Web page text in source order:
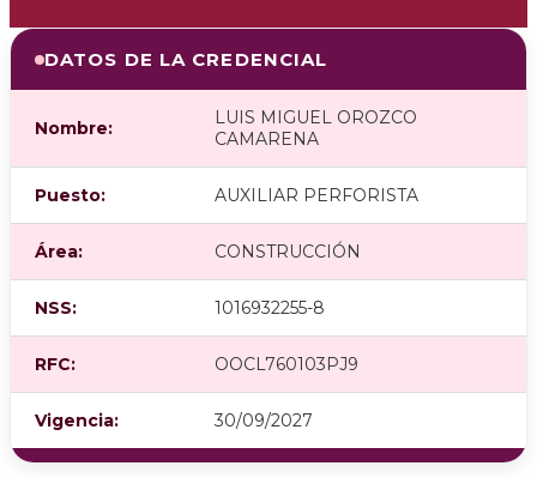
DATOS DE LA CREDENCIAL
Nombre:
LUIS MIGUEL OROZCO
CAMARENA
Puesto: AUXILIAR PERFORISTA
Área: CONSTRUCCIÓN
NSS: 1016932255-8
RFC: OOCL760103PJ9
Vigencia: 30/09/2027